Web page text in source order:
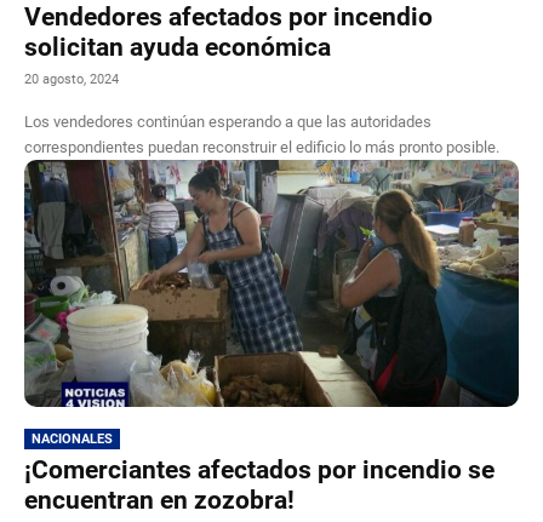
Vendedores afectados por incendio
solicitan ayuda económica
20 agosto, 2024
Los vendedores continúan esperando a que las autoridades
correspondientes puedan reconstruir el edificio lo más pronto posible.
NACIONALES
¡Comerciantes afectados por incendio se
encuentran en zozobra!